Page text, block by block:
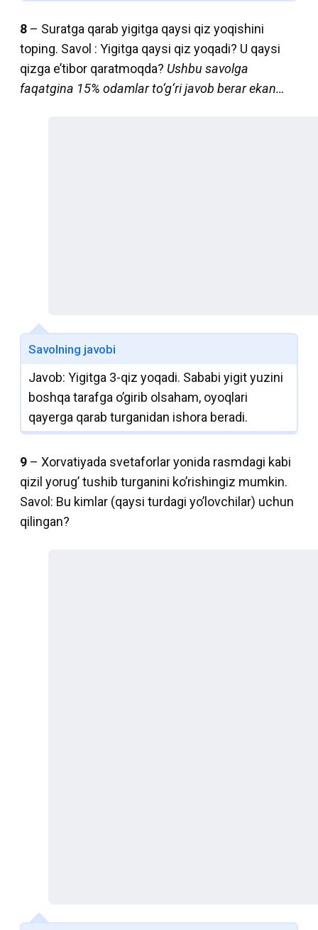
8 – Suratga qarab yigitga qaysi qiz yoqishini
toping. Savol : Yigitga qaysi qiz yoqadi? U qaysi
qizga e’tibor qaratmoqda? Ushbu savolga
faqatgina 15% odamlar to‘g‘ri javob berar ekan…
Savolning javobi
Javob: Yigitga 3-qiz yoqadi. Sababi yigit yuzini
boshqa tarafga o’girib olsaham, oyoqlari
qayerga qarab turganidan ishora beradi.
9 – Xorvatiyada svetaforlar yonida rasmdagi kabi
qizil yorug’ tushib turganini ko’rishingiz mumkin.
Savol: Bu kimlar (qaysi turdagi yo’lovchilar) uchun
qilingan?